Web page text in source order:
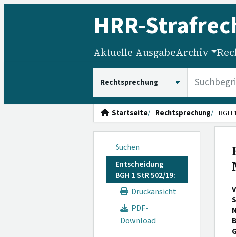
HRR-
Aktuelle AusgabeArchiv
Startseite Rechtsprechung BGH
Suchen
Entscheidung
BGH 1 StR 502/19:
Druckansicht
PDF-
Download